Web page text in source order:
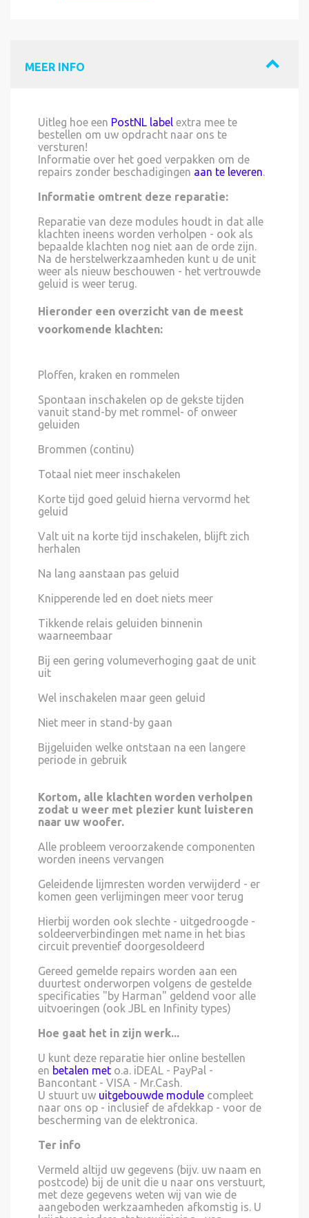
MEER INFO
Uitleg hoe een PostNL label extra mee te
bestellen om uw opdracht naar ons te
versturen!
Informatie over het goed verpakken om de
repairs zonder beschadigingen aan te leveren.
Informatie omtrent deze reparatie:
Reparatie van deze modules houdt in dat alle
klachten ineens worden verholpen - ook als
bepaalde klachten nog niet aan de orde zijn.
Na de herstelwerkzaamheden kunt u de unit
weer als nieuw beschouwen - het vertrouwde
geluid is weer terug.
Hieronder een overzicht van de meest
voorkomende klachten:
Ploffen, kraken en rommelen
Spontaan inschakelen op de gekste tijden
vanuit stand-by met rommel- of onweer
geluiden
Brommen (continu)
Totaal niet meer inschakelen
Korte tijd goed geluid hierna vervormd het
geluid
Valt uit na korte tijd inschakelen, blijft zich
herhalen
Na lang aanstaan pas geluid
Knipperende led en doet niets meer
Tikkende relais geluiden binnenin
waarneembaar
Bij een gering volumeverhoging gaat de unit
uit
Wel inschakelen maar geen geluid
Niet meer in stand-by gaan
Bijgeluiden welke ontstaan na een langere
periode in gebruik
Kortom, alle klachten worden verholpen
zodat u weer met plezier kunt luisteren
naar uw woofer.
Alle probleem veroorzakende componenten
worden ineens vervangen
Geleidende lijmresten worden verwijderd - er
komen geen verlijmingen meer voor terug
Hierbij worden ook slechte - uitgedroogde -
soldeerverbindingen met name in het bias
circuit preventief doorgesoldeerd
Gereed gemelde repairs worden aan een
duurtest onderworpen volgens de gestelde
specificaties "by Harman" geldend voor alle
uitvoeringen (ook JBL en Infinity types)
Hoe gaat het in zijn werk...
U kunt deze reparatie hier online bestellen
en betalen met o.a. iDEAL - PayPal -
Bancontant - VISA - Mr.Cash.
U stuurt uw uitgebouwde module compleet
naar ons op - inclusief de afdekkap - voor de
bescherming van de elektronica.
Ter info
Vermeld altijd uw gegevens (bijv. uw naam en
postcode) bij de unit die u naar ons verstuurt,
met deze gegevens weten wij van wie de
aangeboden werkzaamheden afkomstig is. U